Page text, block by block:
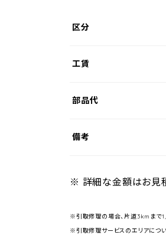
区分
工賃
部品代
備考
※ 詳細な金額はお見
※引取修理の場合、片道3kmまで
※引取修理サービスのエリアにつ